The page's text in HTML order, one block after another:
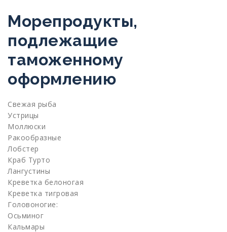
Морепродукты,
подлежащие
таможенному
оформлению
Cвежая рыба
Устрицы
Моллюски
Ракообразные
Лобстер
Краб Турто
Лангустины
Креветка белоногая
Креветка тигровая
Головоногие:
Осьминог
Кальмары